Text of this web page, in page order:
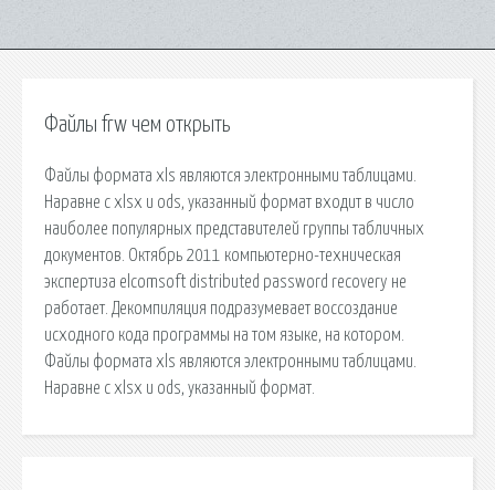
Файлы frw чем открыть
Файлы формата xls являются электронными таблицами.
Наравне с xlsx и ods, указанный формат входит в число
наиболее популярных представителей группы табличных
документов. Октябрь 2011 компьютерно-техническая
экспертиза elcomsoft distributed password recovery не
работает. Декомпиляция подразумевает воссоздание
исходного кода программы на том языке, на котором.
Файлы формата xls являются электронными таблицами.
Наравне с xlsx и ods, указанный формат.